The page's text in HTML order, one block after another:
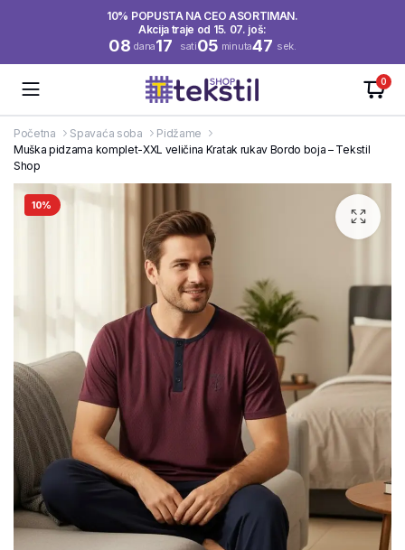
10% POPUSTA NA CEO ASORTIMAN.
Akcija traje od 15. 07. još:
08 dana17 sati05 minuta47 sek.
0
Početna Spavaća soba
Pidžame
Muška pidzama komplet-XXL veličina Kratak rukav Bordo boja – Tekstil
Shop
10%